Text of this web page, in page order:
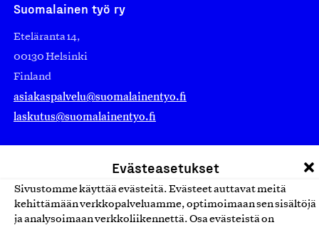
Evästeasetukset
Sivustomme käyttää evästeitä. Evästeet auttavat meitä
kehittämään verkkopalveluamme, optimoimaan sen sisältöjä
ja analysoimaan verkkoliikennettä. Osa evästeistä on
Suomalainen työ ry
Eteläranta 14,
00130 Helsinki
Finland
asiakaspalvelu@suomalainentyo.fi
laskutus@suomalainentyo.fi
Avainlippu